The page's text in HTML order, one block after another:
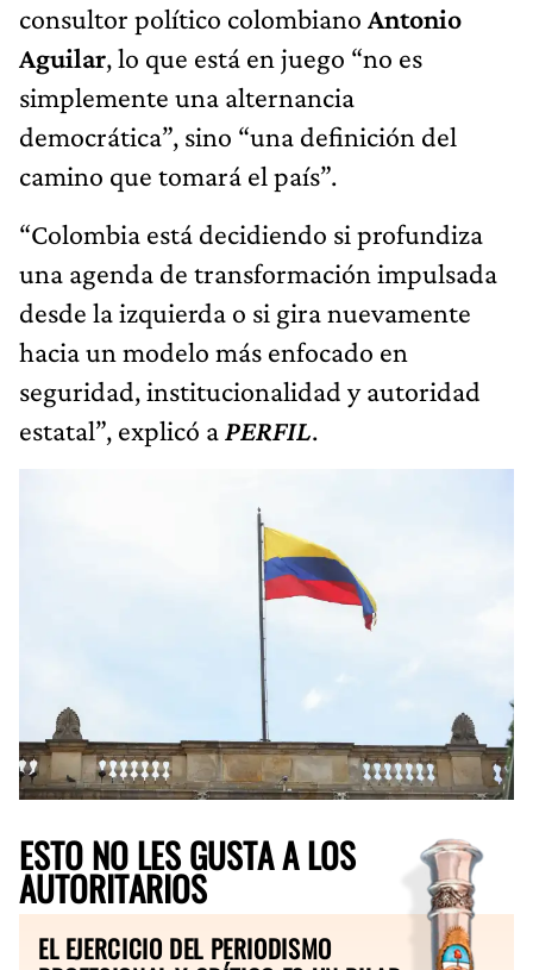
consultor político colombiano Antonio
Aguilar, lo que está en juego “no es
simplemente una alternancia
democrática”, sino “una definición del
camino que tomará el país”.
“Colombia está decidiendo si profundiza
una agenda de transformación impulsada
desde la izquierda o si gira nuevamente
hacia un modelo más enfocado en
seguridad, institucionalidad y autoridad
estatal”, explicó aPERFIL.
ESTO NO LES GUSTA A LOS
AUTORITARIOS
EL EJERCICIO DEL PERIODISMO